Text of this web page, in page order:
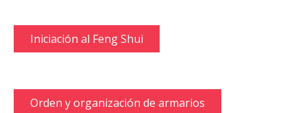
Iniciación al Feng Shui
Orden y organización de armarios